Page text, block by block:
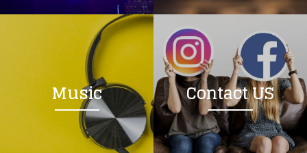
Music Contact US